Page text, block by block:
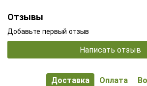
Отзывы
Добавьте первый отзыв
Написать отзыв
Доставка Оплата